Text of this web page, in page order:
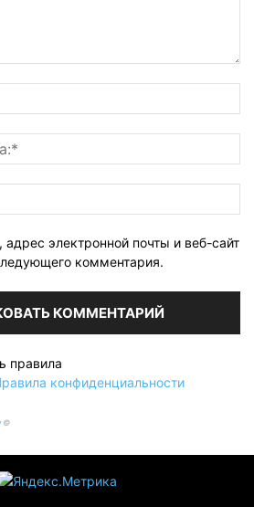
электронной почты и веб-сайт
комментария.
правила
конфиденциальности
©